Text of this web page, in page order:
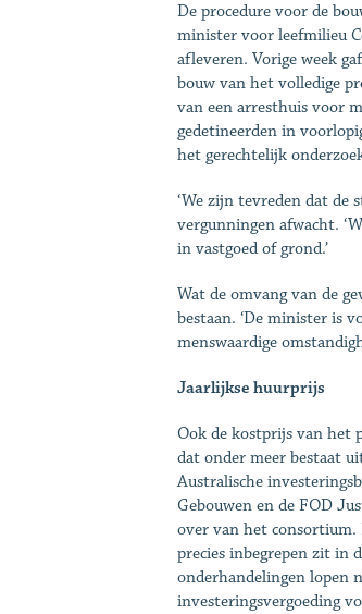
De procedure voor de
minister voor leefmilieu
afleveren. Vorige week
bouw van het volledige
van een arresthuis voor
gedetineerden in
het gerechtelijk
‘We zijn tevreden dat de
vergunningen afwacht.
in vastgoed of grond.’
Wat de omvang van de
bestaan. ‘De minister is
menswaardige
Jaarlijkse huurprijs
Ook de kostprijs van het
dat onder meer bestaat
Australische
Gebouwen en de FOD
over van het consortium.
precies inbegrepen zit in
onderhandelingen lopen
investeringsvergoeding